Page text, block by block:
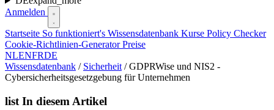
Anmelden
Startseite So funktioniert's Wissensdatenbank Kurse Policy Checker
Cookie-Richtlinien-GeneratorPreise
NLENFRDE
Wissensdatenbank / Sicherheit / GDPRWise und NIS2 -
Cybersicherheitsgesetzgebung für Unternehmen
list In diesem Artikel